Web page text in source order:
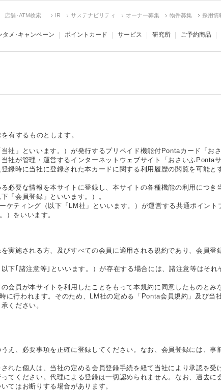
店舗･ATM検索 IR サステナビリティ オーナー募集 物件募集 採用情
タメ･キャンペーン ポイントカード サービス 研究所 ご予約商品
有するものとします。
社」といいます。）が発行するプリペイド機能付Pontaカード「お
社が管理・運営するインターネットウェブサイト「おさいふPonta
録時に当社に登録された本カードに関する利用履歴の閲覧を可能と
必要な情報を本サイトに登録し、本サイトの各種機能の利用につき
「会員登録」といいます。）。
ケティング（以下「LM社」といいます。）が運営する共通ポイン
）をいいます。
実施される方、及びすべての会員に適用される規約であり、会員登
下｢諸注意等｣といいます。）が存在する場合には、諸注意等はそれ
会員が本サイトを利用したことをもって本規約に同意したものとみ
に行われます。そのため、LM社の定める「Ponta会員規約」及び当
ください。
え、必要事項を正確に登録してください。なお、会員登録には、事
れた個人は、当社の定める会員登録手続を経て当社により承認を受
てください。代理による登録は一切認められません。なお、過去
てはお断りする場合があります。